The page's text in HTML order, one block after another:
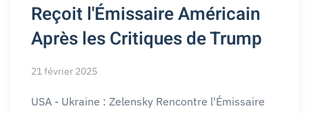
Reçoit l'Émissaire Américain
Après les Critiques de Trump
21 février 2025
USA - Ukraine : Zelensky Rencontre l'Émissaire